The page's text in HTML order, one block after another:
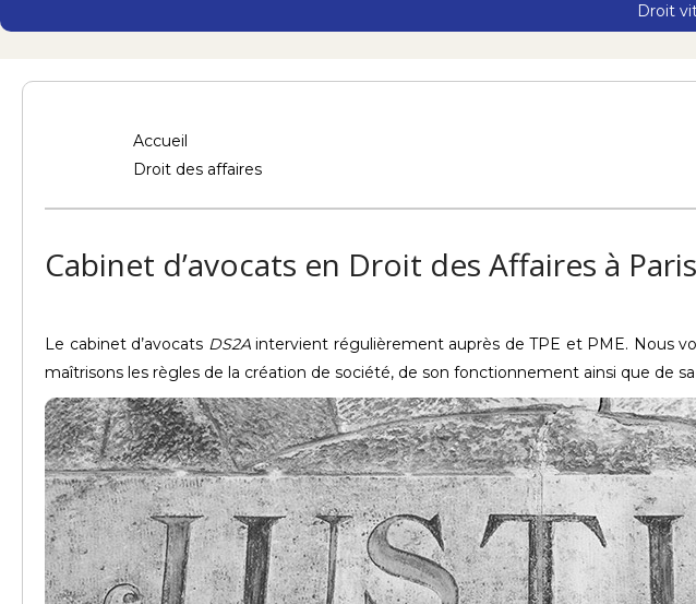
Droit
Accueil
Droit des affaires
Cabinet d’avocats en Droit des Affaires à
Le cabinet d’avocats DS2Aintervient régulièrement auprès de TPE et PME. Nous
maîtrisons les règles de la création de société, de son fonctionnement ainsi que de